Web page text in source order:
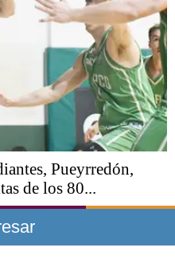
Pueyrredón,
de los 80...